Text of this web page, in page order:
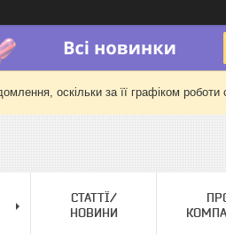
оскільки за її графіком
СТАТТЇ/
НОВИНИ